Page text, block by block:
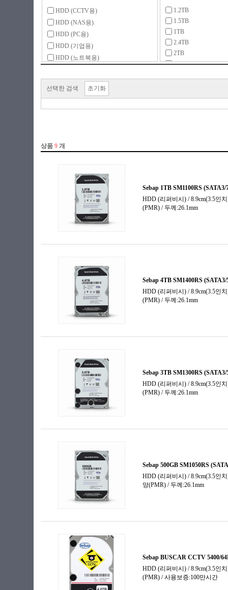
HDD (CCTV용)
HDD (NAS용)
HDD (PC용)
HDD (기업용)
HDD (노트북용)
HDD (중고)
HDD 복사기
1.2TB
1.5TB
1TB
2.4TB
2TB
3TB
16TB
26TB
40GB 이하
80GB
120GB
147GB
400GB
450GB
500GB
750GB
선택한 검색 초기화